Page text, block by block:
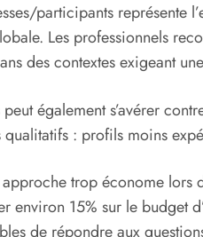
participants représente
Les professionnels
des contextes exigeant
également s’avérer
qualitatifs : profils moins
approche trop économe
environ 15% sur le budget
de répondre aux